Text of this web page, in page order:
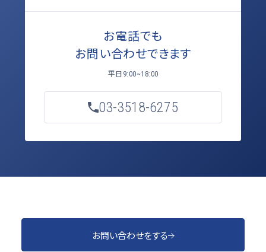
お電話でも
お問い合わせできます
平日 9:00~18:00
03-3518-6275
お問い合わせをする